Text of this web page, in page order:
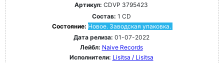
Артикул: CDVP 3795423
Состав: 1 CD
Состояние: Новое. Заводская упаковка.
Дата релиза: 01-07-2022
Лейбл: Naive Records
Исполнители: Lisitsa / Lisitsa